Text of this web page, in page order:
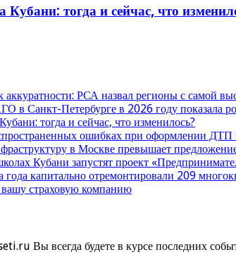
тогда и сейчас, что
РСА назвал регионы с самой
в Санкт-Петербурге в 2026 году показала
тогда и сейчас, что изменилось?
ошибках при оформлении ДТП
в Москве превышает
Кубани запустят проект
года капитально отремонтировали 209
страховую компанию
Вы всегда будете в курсе последних